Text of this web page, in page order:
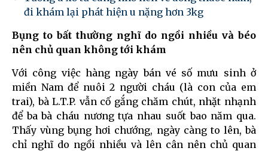
đi khám lại phát hiện u nặng hơn 3kg
Bụng to bất thường nghĩ do ngồi nhiều và béo
nên chủ quan không tới khám
Với công việc hàng ngày bán vé số mưu sinh ở
miền Nam để nuôi 2 người cháu (là con của em
trai), bà L.T.P. vẫn cố gắng chăm chút, nhặt nhạnh
để ba bà cháu nương tựa nhau suốt bao năm qua.
Thấy vùng bụng hơi chướng, ngày càng to lên, bà
chỉ nghĩ do ngồi nhiều và lên cân nên chủ quan